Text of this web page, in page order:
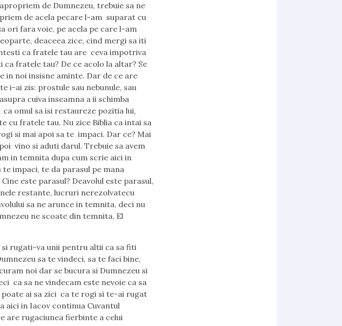
de Dumnezeu, trebuie sa ne
de acela pecare l-am suparat cu
ori fara voie, pe acela pe care l-am
deaceea zice, cind mergi sa iti
ca fratele tau are ceva impotriva
fratele tau? De ce acolo la altar? Se
in noi insisne aminte. Dar de ce are
i-ai zis: prostule sau nebunule, sau
cuiva inseamna a ii schimba
omul sa isi restaureze pozitia lui,
cu fratele tau. Nu zice Biblia ca intai sa
si mai apoi sa te impaci. Dar ce? Mai
vino si aduti darul. Trebuie sa avem
in temnita dupa cum scrie aici in
impaci, te da parasul pe mana
este parasul? Deavolul este parasul,
restante, lucruri nerezolvatecu
sa ne arunce in temnita, deci nu
ne scoate din temnita, El
rugati-va unii pentru altii ca sa fiti
sa te vindeci, sa te faci bine,
noi dar se bucura si Dumnezeu si
ca sa ne vindecam este nevoie ca sa
ai sa zici ca te rogi si te-ai rugat
aici in Iacov continua Cuvantul
are rugaciunea fierbinte a celui